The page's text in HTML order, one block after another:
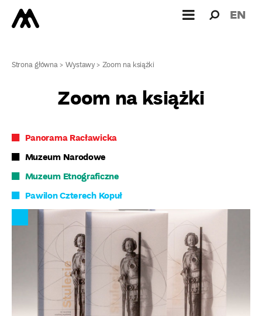
dla: EN
Strona główna>Wystawy>Zoom na książki
Zoom na książki
Panorama Racławicka
Muzeum Narodowe
Muzeum Etnograficzne
Pawilon Czterech Kopuł